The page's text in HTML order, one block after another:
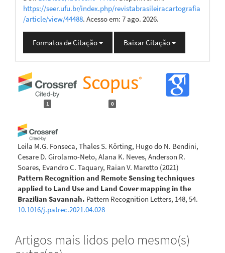
https://seer.ufu.br/index.php/revistabrasileiracartografia
/article/view/44488. Acesso em: 7 ago. 2026.
Formatos de Citação Baixar Citação
1 0
Leila M.G. Fonseca, Thales S. Körting, Hugo do N. Bendini,
Cesare D. Girolamo-Neto, Alana K. Neves, Anderson R.
Soares, Evandro C. Taquary, Raian V. Maretto (2021)
Pattern Recognition and Remote Sensing techniques
applied to Land Use and Land Cover mapping in the
Brazilian Savannah. Pattern Recognition Letters, 148, 54.
10.1016/j.patrec.2021.04.028
Artigos mais lidos pelo mesmo(s)